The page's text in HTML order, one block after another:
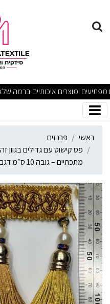
פס קישוט עם
מבצעים מפתיעים ומוצרים
ראשי
פרנזים
פס קישוט עם גדילים בגוון
מתכתיים – גובה 10 ס״מ דגם 9245